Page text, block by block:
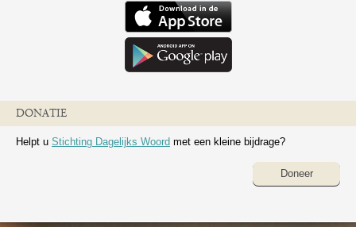
DONATIE
Helpt u Stichting Dagelijks Woord met een kleine bijdrage?
Doneer